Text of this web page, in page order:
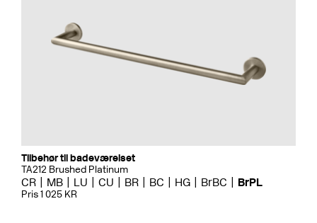
Tilbehør til badeværelset
TA212 Brushed Platinum
CR MB LU CU BR BC HG BrBC BrPL
Pris 1 025 KR